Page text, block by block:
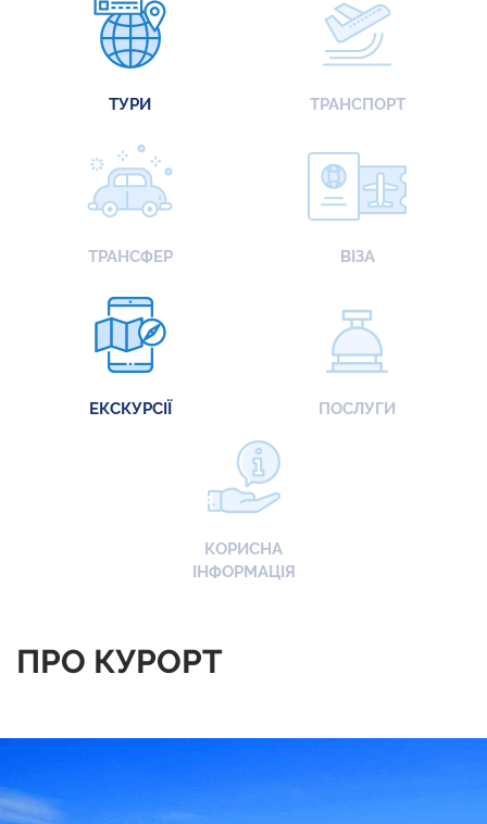
ТУРИ ТРАНСПОРТ
ТРАНСФЕР ВІЗА
ЕКСКУРСІЇ ПОСЛУГИ
КОРИСНА
ІНФОРМАЦІЯ
ПРО КУРОРТ